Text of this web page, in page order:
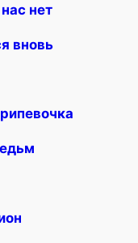
нет
вновь